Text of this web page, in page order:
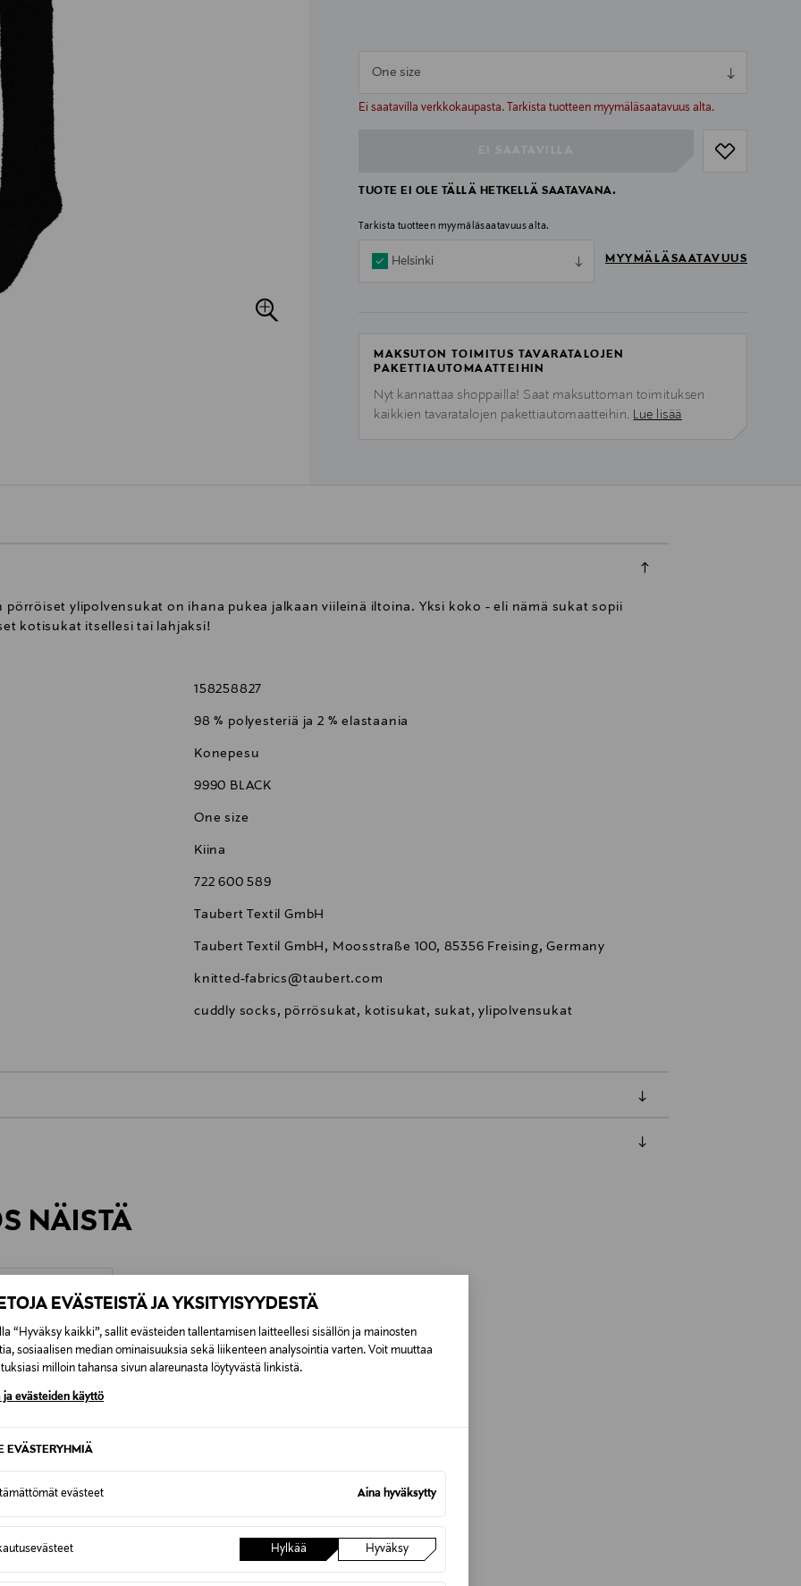
EVÄSTEISTÄ JA YKSITYISYYDESTÄ
“Hyväksy kaikki”, sallit evästeiden tallentamisen laitteellesi sisällön ja mainosten
sosiaalisen median ominaisuuksia sekä liikenteen analysointia varten. Voit muuttaa
milloin tahansa sivun alareunasta löytyvästä linkistä.
ja evästeiden käyttö
EVÄSTERYHMIÄ
evästeet Aina hyväksytty
Hylkää Hyväksy
One size
Ei saatavilla verkkokaupasta. Tarkista tuotteen myymäläsaatavuus alta.
null
TUOTE EI OLE TÄLLÄ HETKELLÄ SAATAVANA.
Tarkista tuotteen myymäläsaatavuus alta.
Helsinki MYYMÄLÄSAATAVUUS
MAKSUTON TOIMITUS TAVARATALOJEN
PAKETTIAUTOMAATTEIHIN
Nyt kannattaa shoppailla! Saat maksuttoman toimituksen
kaikkien tavaratalojen pakettiautomaatteihin. Lue lisää
ylipolvensukat on ihana pukea jalkaan viileinä iltoina. Yksi koko - eli nämä sukat sopii
kotisukat itsellesi tai lahjaksi!
158258827
98 % polyesteriä ja 2 % elastaania
Konepesu
9990 BLACK
One size
Kiina
722 600 589
Taubert Textil GmbH
Taubert Textil GmbH, Moosstraße 100, 85356 Freising, Germany
knitted-fabrics@taubert.com
cuddly socks, pörrösukat, kotisukat, sukat, ylipolvensukat
Alk. 6,90 €, kun toimitus on saatavilla valittuun osoitteeseen.
NÄISTÄ